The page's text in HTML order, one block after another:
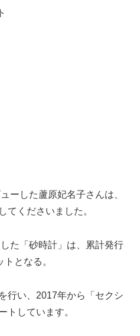
ーした蘆原妃名子さんは、
てくださいました。
た「砂時計」は、累計発行
となる。
行い、2017年から「セクシ
トしています。